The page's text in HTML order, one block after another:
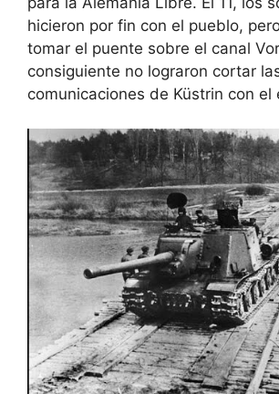
hicieron por fin con el pueblo,
tomar el puente sobre el canal
consiguiente no lograron cortar
comunicaciones de Küstrin con el